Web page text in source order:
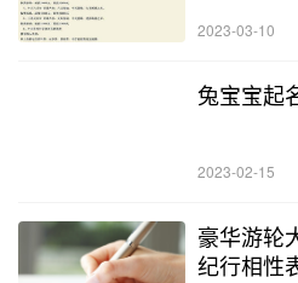
2023-03-10
兔宝宝起
2023-02-15
豪华游轮
纪行相性